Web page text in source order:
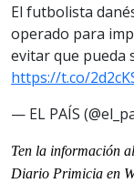
El futbolista
operado para
evitar que pueda
https://t.co/
— EL PAÍS
Ten la información
Diario Primicia en